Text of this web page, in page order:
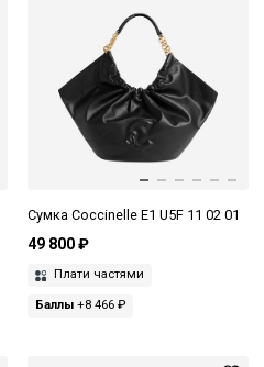
Сумка Coccinelle E1 U5F 11 02 01
49 800 ₽
Плати частями
Баллы+8 466 ₽